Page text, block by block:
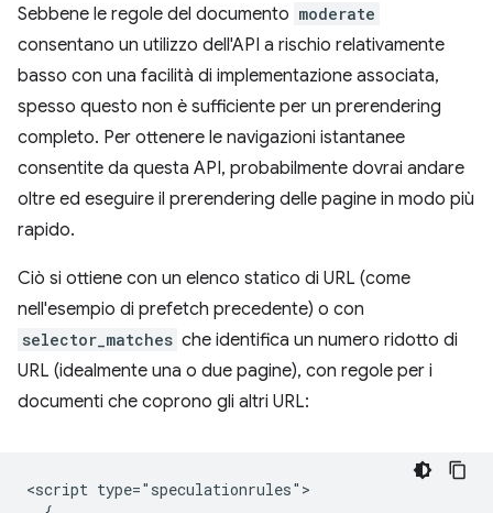
Sebbene le regole del documento moderate
consentano un utilizzo dell'API a rischio relativamente
basso con una facilità di implementazione associata,
spesso questo non è sufficiente per un prerendering
completo. Per ottenere le navigazioni istantanee
consentite da questa API, probabilmente dovrai andare
oltre ed eseguire il prerendering delle pagine in modo più
rapido.
Ciò si ottiene con un elenco statico di URL (come
nell'esempio di prefetch precedente) o con
selector_matches che identifica un numero ridotto di
URL (idealmente una o due pagine), con regole per i
documenti che coprono gli altri URL:
<script type="speculationrules">